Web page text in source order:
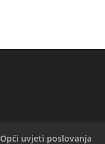
Opći uvjeti poslovanja